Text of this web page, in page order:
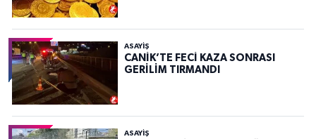
ASAYIŞ
CANİK’TE FECİ KAZA SONRASI
GERİLİM TIRMANDI
ASAYIŞ